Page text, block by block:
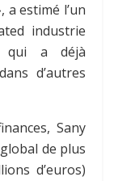
a estimé l’un
industrie
qui a déjà
d’autres
Sany
de plus
d’euros)